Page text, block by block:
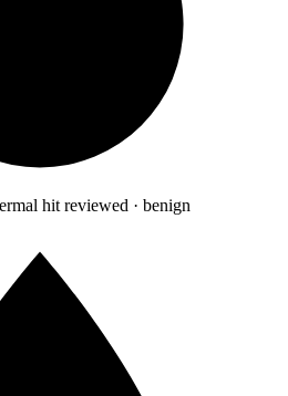
hit reviewed · benign